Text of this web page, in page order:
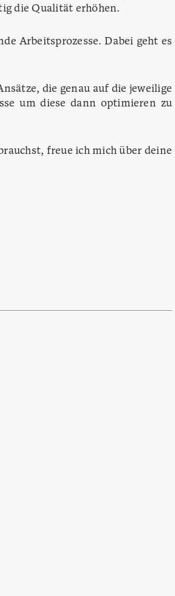
die Qualität erhöhen.
Arbeitsprozesse. Dabei geht es
die genau auf die jeweilige
um diese dann optimieren zu
freue ich mich über deine